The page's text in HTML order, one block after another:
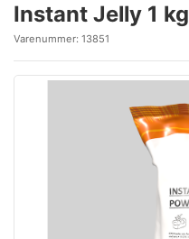
Instant Jelly 1 kg
Varenummer: 13851